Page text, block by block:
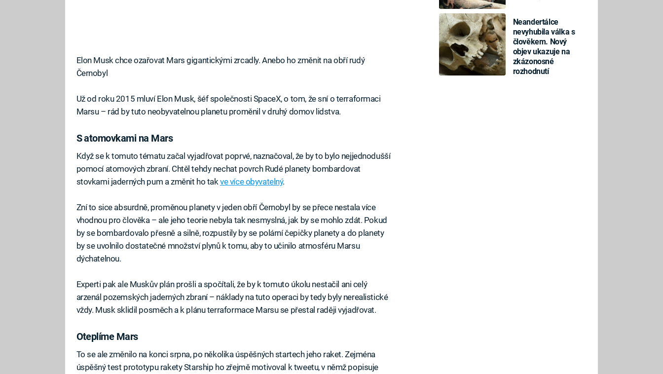
Neandertálce
nevyhubila válka s
člověkem. Nový
objev ukazuje na
zkázonosné
rozhodnutí
Elon Musk chce ozařovat Mars gigantickými zrcadly. Anebo ho změnit na obří rudý
Černobyl
Už od roku 2015 mluví Elon Musk, šéf společnosti SpaceX, o tom, že sní o terraformaci
Marsu – rád by tuto neobyvatelnou planetu proměnil v druhý domov lidstva.
S atomovkami na Mars
Když se k tomuto tématu začal vyjadřovat poprvé, naznačoval, že by to bylo nejjednodušší
pomocí atomových zbraní. Chtěl tehdy nechat povrch Rudé planety bombardovat
stovkami jaderných pum a změnit ho takve více obyvatelný.
Zní to sice absurdně, proměnou planety v jeden obří Černobyl by se přece nestala více
vhodnou pro člověka – ale jeho teorie nebyla tak nesmyslná, jak by se mohlo zdát. Pokud
by se bombardovalo přesně a silně, rozpustily by se polární čepičky planety a do planety
by se uvolnilo dostatečné množství plynů k tomu, aby to učinilo atmosféru Marsu
dýchatelnou.
Experti pak ale Muskův plán prošli a spočítali, že by k tomuto úkolu nestačil ani celý
arzenál pozemských jaderných zbraní – náklady na tuto operaci by tedy byly nerealistické
vždy. Musk sklidil posměch a k plánu terraformace Marsu se přestal raději vyjadřovat.
Oteplíme Mars
To se ale změnilo na konci srpna, po několika úspěšných startech jeho raket. Zejména
úspěšný test prototypu rakety Starship ho zřejmě motivoval k tweetu, v němž popisuje